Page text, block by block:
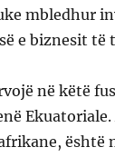
mbledhur
e biznesit të
në këtë
është